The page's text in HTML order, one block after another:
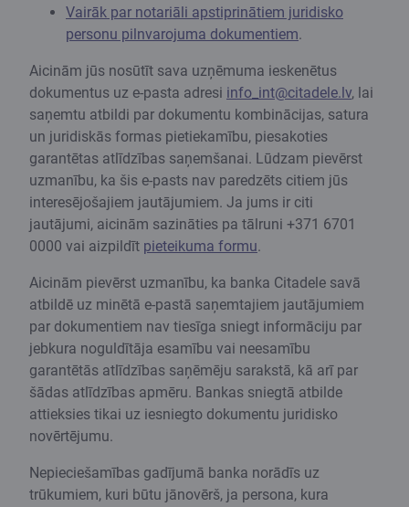
Vairāk par notariāli apstiprinātiem juridisko
personu pilnvarojuma dokumentiem.
Aicinām jūs nosūtīt sava uzņēmuma ieskenētus
dokumentus uz e-pasta adresi info_int@citadele.lv, lai
saņemtu atbildi par dokumentu kombinācijas, satura
un juridiskās formas pietiekamību, piesakoties
garantētas atlīdzības saņemšanai. Lūdzam pievērst
uzmanību, ka šis e-pasts nav paredzēts citiem jūs
interesējošajiem jautājumiem. Ja jums ir citi
jautājumi, aicinām sazināties pa tālruni +371 6701
0000 vai aizpildīt pieteikuma formu.
Aicinām pievērst uzmanību, ka banka Citadele savā
atbildē uz minētā e-pastā saņemtajiem jautājumiem
par dokumentiem nav tiesīga sniegt informāciju par
jebkura noguldītāja esamību vai neesamību
garantētās atlīdzības saņēmēju sarakstā, kā arī par
šādas atlīdzības apmēru. Bankas sniegtā atbilde
attieksies tikai uz iesniegto dokumentu juridisko
novērtējumu.
Nepieciešamības gadījumā banka norādīs uz
trūkumiem, kuri būtu jānovērš, ja persona, kura